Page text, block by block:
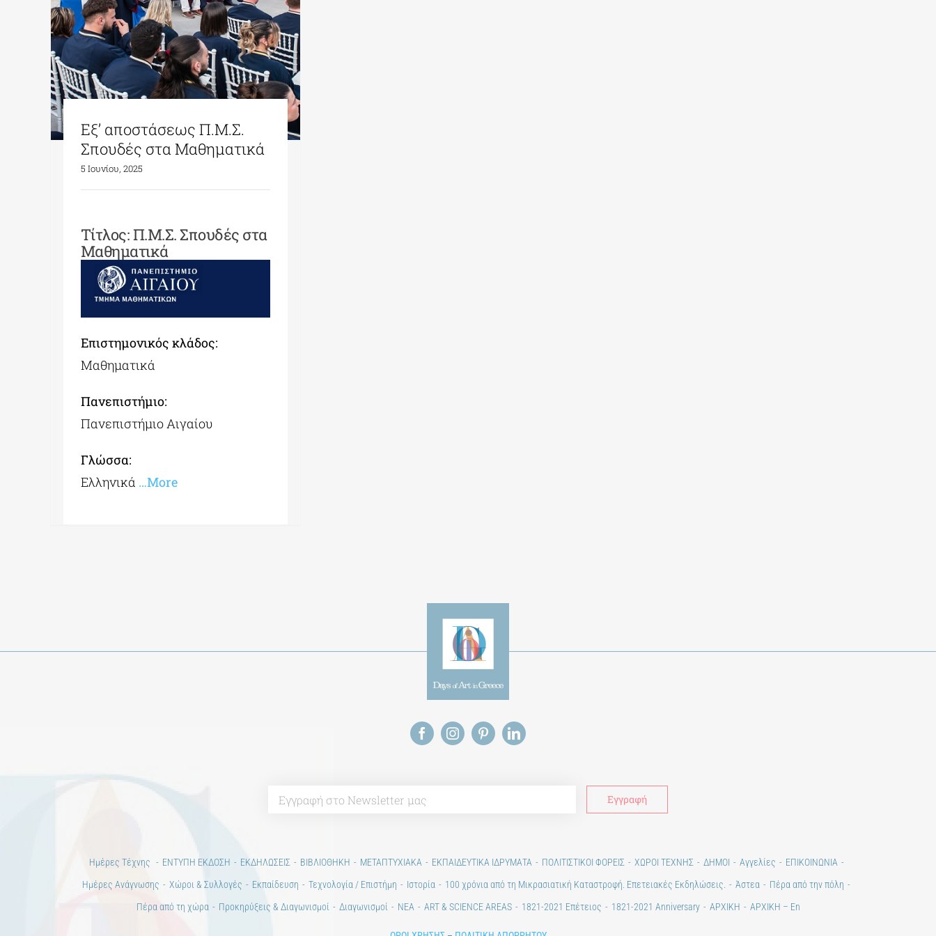
Εξ’ αποστάσεως Π.Μ.Σ.
Σπουδές στα Μαθηματικά
5 Ιουνίου, 2025
Τίτλος:Π.Μ.Σ. Σπουδές στα
Μαθηματικά
Επιστημονικός κλάδος:
Μαθηματικά
Πανεπιστήμιο:
Πανεπιστήμιο Αιγαίου
Γλώσσα:
Ελληνικά …More
Ημέρες Τέχνης ΕΝΤΥΠΗ ΕΚΔΟΣΗ ΕΚΔΗΛΩΣΕΙΣ ΒΙΒΛΙΟΘΗΚΗ ΜΕΤΑΠΤΥΧΙΑΚΑ ΕΚΠΑΙΔΕΥΤΙΚΑ ΙΔΡΥΜΑΤΑ ΠΟΛΙΤΙΣΤΙΚΟΙ ΦΟΡΕΙΣ ΧΩΡΟΙ ΤΕΧΝΗΣ ΔΗΜΟΙ Αγγελίες
ΕΠΙΚΟΙΝΩΝΙΑ
Ημέρες Ανάγνωσης
Χώροι & Συλλογές Εκπαίδευση Τεχνολογία / Επιστήμη Ιστορία 100 χρόνια από τη Μικρασιατική Καταστροφή. Επετειακές Εκδηλώσεις. Άστεα
Πέρα από την πόλη
Πέρα από τη χώρα
Προκηρύξεις & Διαγωνισμοί Διαγωνισμοί ΝΕΑ ART & SCIENCE AREAS 1821-2021 Επέτειος 1821-2021 Anniversary ΑΡΧΙΚΗ ΑΡΧΙΚΗ – En